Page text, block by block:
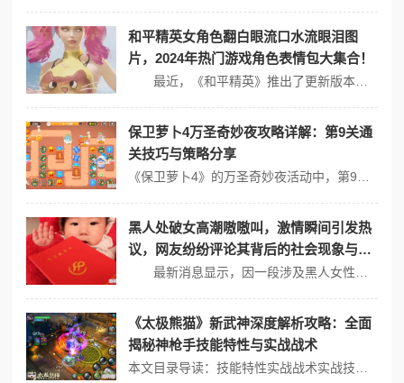
和平精英女角色翻白眼流口水流眼泪图
片，2024年热门游戏角色表情包大集合！
保卫萝卜4万圣奇妙夜攻略详解：第9关通
关技巧与策略分享
黑人处破女高潮嗷嗷叫，激情瞬间引发热
议，网友纷纷评论其背后的社会现象与文
化影响
《太极熊猫》新武神深度解析攻略：全面
揭秘神枪手技能特性与实战战术